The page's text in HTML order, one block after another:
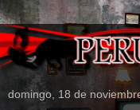
domingo, 18 de